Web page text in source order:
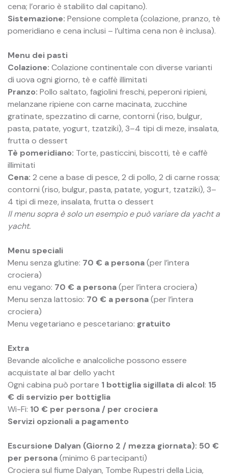
cena; l’orario è stabilito dal capitano).
Sistemazione: Pensione completa (colazione, pranzo, tè
pomeridiano e cena inclusi – l’ultima cena non è inclusa).
Menu dei pasti
Colazione: Colazione continentale con diverse varianti
di uova ogni giorno, tè e caffè illimitati
Pranzo: Pollo saltato, fagiolini freschi, peperoni ripieni,
melanzane ripiene con carne macinata, zucchine
gratinate, spezzatino di carne, contorni (riso, bulgur,
pasta, patate, yogurt, tzatziki), 3–4 tipi di meze, insalata,
frutta o dessert
Tè pomeridiano: Torte, pasticcini, biscotti, tè e caffè
illimitati
Cena: 2 cene a base di pesce, 2 di pollo, 2 di carne rossa;
contorni (riso, bulgur, pasta, patate, yogurt, tzatziki), 3–
4 tipi di meze, insalata, frutta o dessert
Il menu sopra è solo un esempio e può variare da yacht a
yacht.
Menu speciali
Menu senza glutine: 70 € a persona(per l’intera
crociera)
enu vegano: 70 € a persona(per l’intera crociera)
Menu senza lattosio: 70 € a persona(per l’intera
crociera)
Menu vegetariano e pescetariano: gratuito
Extra
Bevande alcoliche e analcoliche possono essere
acquistate al bar dello yacht
Ogni cabina può portare 1 bottiglia sigillata di alcol: 15
€ di servizio per bottiglia
Wi-Fi: 10 € per persona / per crociera
Servizi opzionali a pagamento
Escursione Dalyan (Giorno 2 / mezza giornata): 50 €
per persona(minimo 6 partecipanti)
Crociera sul fiume Dalyan, Tombe Rupestri della Licia,